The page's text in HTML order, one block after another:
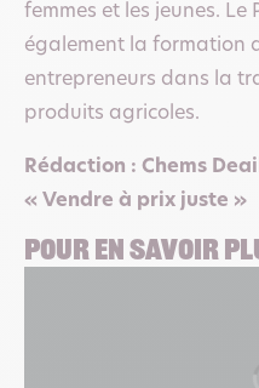
femmes et les jeunes.
également la formation
entrepreneurs dans la
produits agricoles.
Rédaction : Chems
« Vendre à prix juste »
POUR EN SAVOIR